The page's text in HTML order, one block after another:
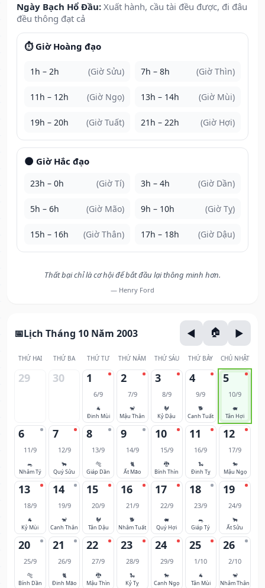
Ngày Bạch Hổ Đầu: Xuất hành, cầu tài đều được, đi đâu
đều thông đạt cả
⏱️ Giờ Hoàng đạo
1h – 2h (Giờ Sửu) 7h – 8h (Giờ Thìn)
11h – 12h (Giờ Ngọ) 13h – 14h (Giờ Mùi)
19h – 20h (Giờ Tuất) 21h – 22h (Giờ Hợi)
🌑 Giờ Hắc đạo
23h – 0h (Giờ Tí) 3h – 4h (Giờ Dần)
5h – 6h (Giờ Mão) 9h – 10h (Giờ Tỵ)
15h – 16h (Giờ Thân) 17h – 18h (Giờ Dậu)
Thất bại chỉ là cơ hội để bắt đầu lại thông minh hơn.
— Henry Ford
Lịch Tháng 10 Năm 2003
THỨ HAI THỨ BA THỨ TƯ THỨ NĂM THỨ SÁU THỨ BẢY CHỦ NHẬT
29 30 1
6/9
🐐
Đinh Mùi
2
7/9
🐒
Mậu Thân
3
8/9
🐓
Kỷ Dậu
4
9/9
🐕
Canh Tuất
5
10/9
🐖
Tân Hợi
6
11/9
🐀
Nhâm Tý
7
12/9
🐂
Quý Sửu
8
13/9
🐅
Giáp Dần
9
14/9
🐈
Ất Mão
10
15/9
🐉
Bính Thìn
11
16/9
🐍
Đinh Tỵ
12
17/9
🐎
Mậu Ngọ
13
18/9
🐐
Kỷ Mùi
14
19/9
🐒
Canh Thân
15
20/9
🐓
Tân Dậu
16
21/9
🐕
Nhâm Tuất
17
22/9
🐖
Quý Hợi
18
23/9
🐀
Giáp Tý
19
24/9
🐂
Ất Sửu
20
25/9
🐅
Bính Dần
21
26/9
🐈
Đinh Mão
22
27/9
🐉
Mậu Thìn
23
28/9
🐍
Kỷ Tỵ
24
29/9
🐎
Canh Ngọ
25
1/10
🐐
Tân Mùi
26
2/10
🐒
Nhâm Thân